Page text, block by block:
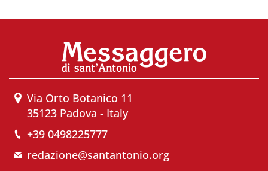
Via Orto Botanico 11
35123 Padova - Italy
+39 0498225777
redazione@santantonio.org